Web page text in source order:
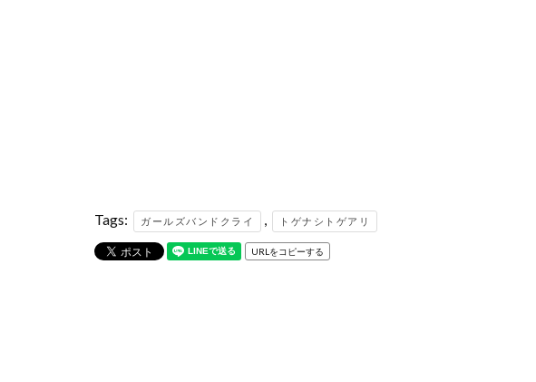
Tags: ガールズバンドクライ , トゲナシトゲアリ
URLをコピーする